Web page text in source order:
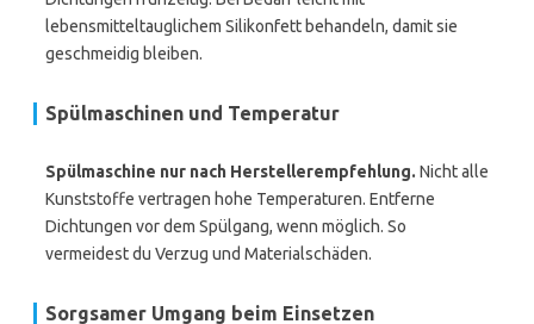
lebensmitteltauglichem Silikonfett behandeln, damit sie
geschmeidig bleiben.
Spülmaschinen und Temperatur
Spülmaschine nur nach Herstellerempfehlung. Nicht alle
Kunststoffe vertragen hohe Temperaturen. Entferne
Dichtungen vor dem Spülgang, wenn möglich. So
vermeidest du Verzug und Materialschäden.
Sorgsamer Umgang beim Einsetzen